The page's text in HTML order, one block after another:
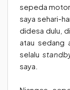
sepeda
saya sehari-
didesa dulu,
atau sedang
selalu
saya.